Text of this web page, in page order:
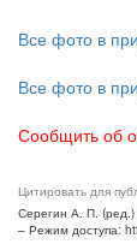
Все фото в
Все фото в
Сообщить об
Цитировать для
Серегин А. П.
– Режим доступа: